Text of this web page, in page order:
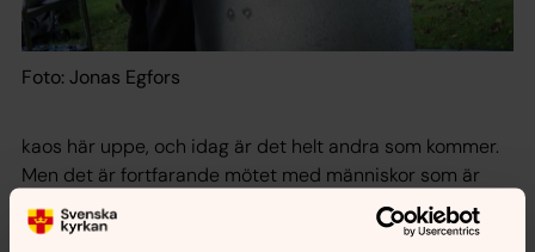
Foto: Jonas Egfors
kaos här uppe, och idag är det helt andra som kommer.
Men det är fortfarande mötet med människor som är
bärande i verksamheten.
Dalaberg är ett område som länge präglats av